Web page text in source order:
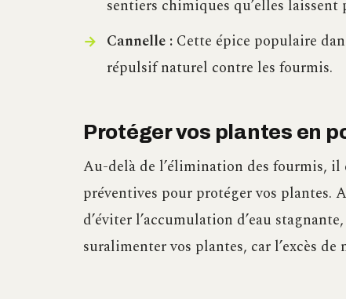
sentiers chimiques qu’elles laissent
Cannelle :Cette épice populaire
répulsif naturel contre les fourmis.
Protéger vos plantes en
Au-delà de l’élimination des fourmis, il
préventives pour protéger vos plantes.
d’éviter l’accumulation d’eau
suralimenter vos plantes, car l’excès